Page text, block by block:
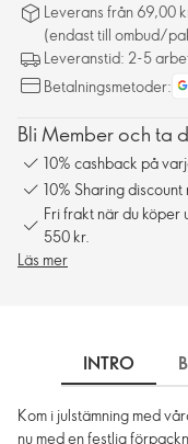
Leverans från 69,00
(endast till ombud/
Leveranstid: 2-5
Betalningsmetoder:
Bli Member och ta
10% cashback på
10% Sharing
Fri frakt när du
550 kr.
Läs mer
INTRO
Kom i julstämning med
nu med en festlig